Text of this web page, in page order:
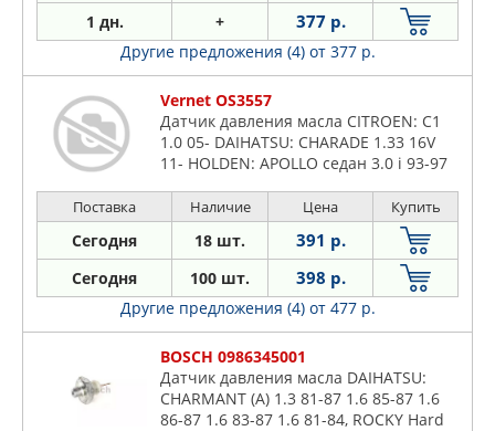
1 дн. + 377 р.
Другие предложения (4) от 377 р.
Vernet OS3557
Датчик давления масла CITROEN: C1
1.0 05- DAIHATSU: CHARADE 1.33 16V
11- HOLDEN: APOLLO седан 3.0 i 93-97
ACCORD VII Tourer 2.2 i-CT
Поставка Наличие Цена Купить
Сегодня 18 шт. 391 р.
Сегодня 100 шт. 398 р.
Другие предложения (4) от 477 р.
BOSCH 0986345001
Датчик давления масла DAIHATSU:
CHARMANT (A) 1.3 81-87 1.6 85-87 1.6
86-87 1.6 83-87 1.6 81-84, ROCKY Hard